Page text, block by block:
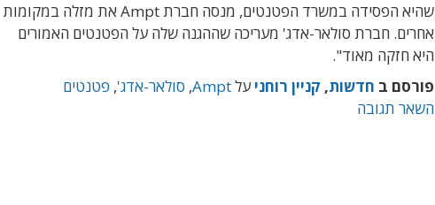
שהיא הפסידה במשרד הפטנטים, מנסה חברת Ampt את מזלה במקומות
אחרים. חברת סולאר-אדג' מעריכה שההגנה שלה על הפטנטים האמורים
היא חזקה מאוד".
פורסם ב חדשות, קניין רוחני עלAmpt
, סולאר-אדג', פטנטים
השאר תגובה